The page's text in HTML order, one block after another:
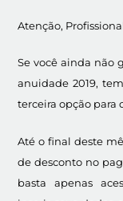
Atenção,
Se você ainda não
anuidade 2019,
terceira opção para
Até o final deste
de desconto no
basta apenas